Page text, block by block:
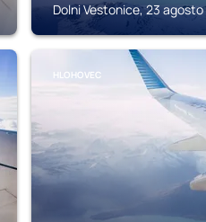
Dolni Vestonice, 23
HLOHOVEC